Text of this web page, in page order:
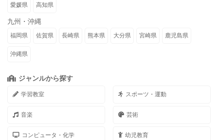
愛媛県 高知県
九州・沖縄
福岡県 佐賀県 長崎県 熊本県 大分県 宮崎県 鹿児島県
沖縄県
ジャンルから探す
学習教室 スポーツ・運動
音楽 芸術
コンピュータ・化学 幼児教育